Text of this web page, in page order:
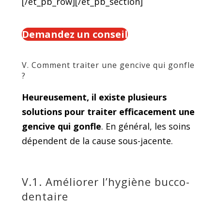
Demandez un conseil
V. Comment traiter une gencive qui gonfle
?
Heureusement, il existe plusieurs
solutions pour traiter efficacement une
gencive qui gonfle. En général, les soins
dépendent de la cause sous-jacente.
V.1. Améliorer l’hygiène bucco-
dentaire